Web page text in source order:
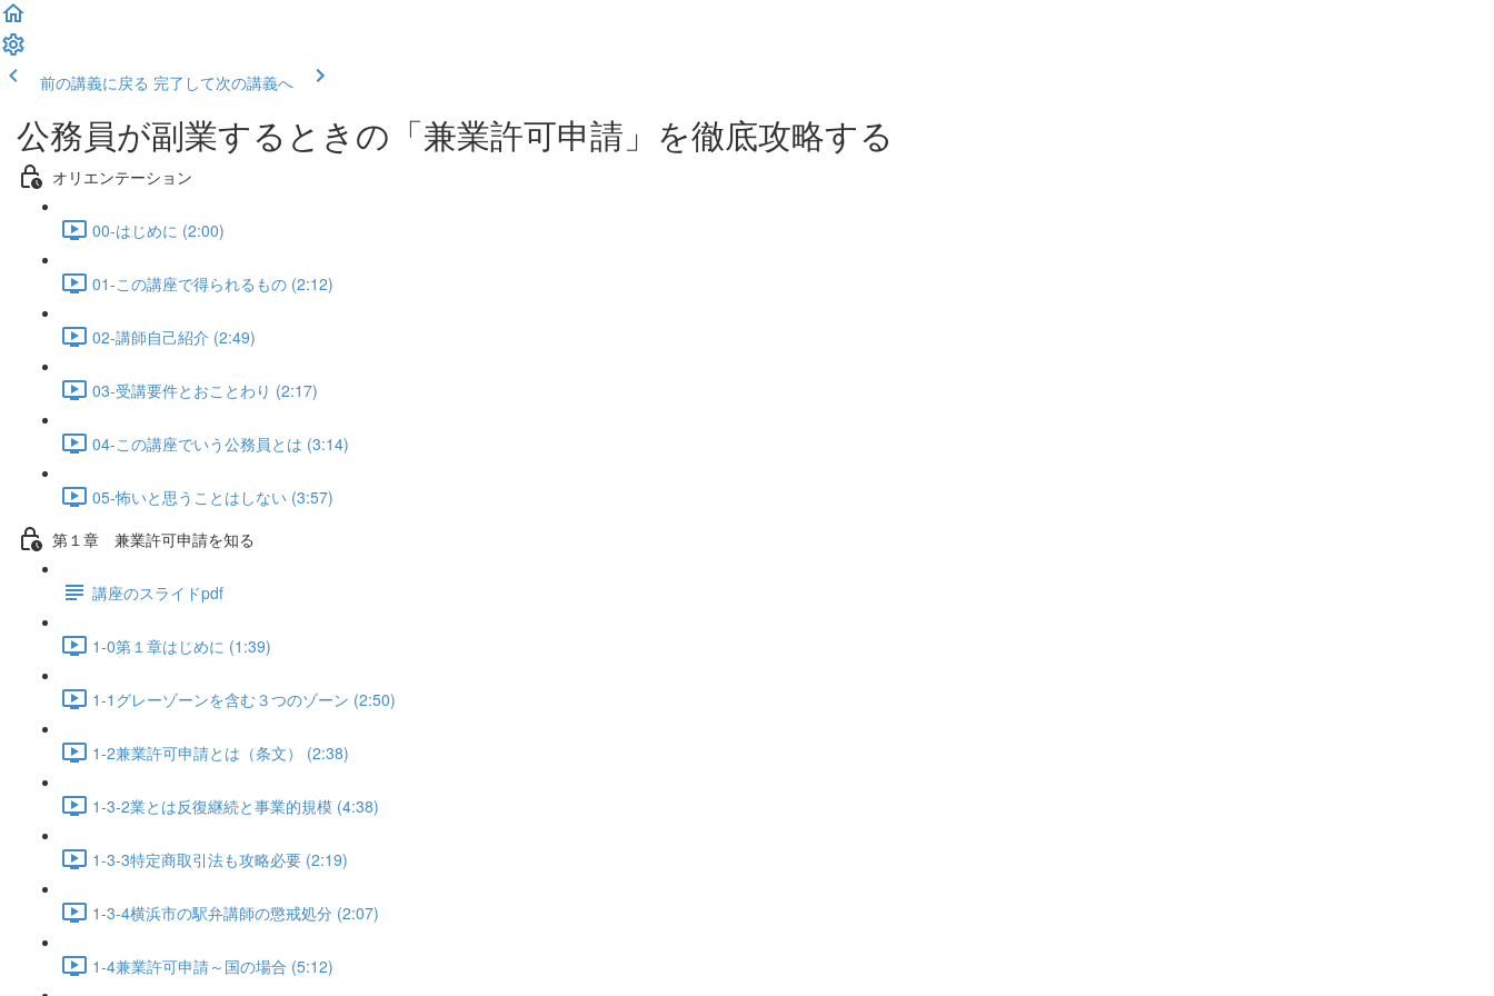
前の講義に戻る 完了して次の講義へ
公務員が副業するときの「兼業許可申請」を徹底攻略する
オリエンテーション
00-はじめに (2:00)
01-この講座で得られるもの (2:12)
02-講師自己紹介 (2:49)
03-受講要件とおことわり (2:17)
04-この講座でいう公務員とは (3:14)
05-怖いと思うことはしない (3:57)
第１章 兼業許可申請を知る
講座のスライドpdf
1-0第１章はじめに (1:39)
1-1グレーゾーンを含む３つのゾーン (2:50)
1-2兼業許可申請とは（条文） (2:38)
1-3-2業とは反復継続と事業的規模 (4:38)
1-3-3特定商取引法も攻略必要 (2:19)
1-3-4横浜市の駅弁講師の懲戒処分 (2:07)
1-4兼業許可申請～国の場合 (5:12)